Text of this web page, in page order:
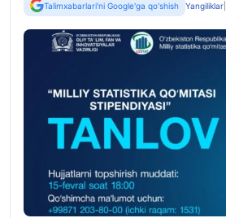
Talimxabarlari'ni Google'ga qo'shish Yangiliklar